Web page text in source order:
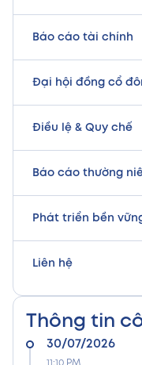
Báo cáo tài chính
Đại hội đồng cổ
Điều lệ & Quy chế
Báo cáo thường
Phát triển bền vững
Liên hệ
Thông tin
30/07/2026
11:10 PM